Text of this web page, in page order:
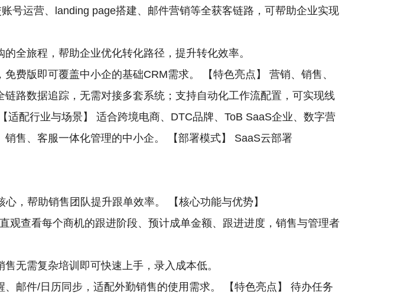
号运营、landing page搭建、邮件营销等全获客链路，可帮助企业实现
全旅程，帮助企业优化转化路径，提升转化效率。
费版即可覆盖中小企的基础CRM需求。 【特色亮点】 营销、销售、
路数据追踪，无需对接多套系统；支持自动化工作流配置，可实现线
配行业与场景】 适合跨境电商、DTC品牌、ToB SaaS企业、数字营
售、客服一体化管理的中小企。 【部署模式】 SaaS云部署
，帮助销售团队提升跟单效率。 【核心功能与优势】
观查看每个商机的跟进阶段、预计成单金额、跟进进度，销售与管理者
无需复杂培训即可快速上手，录入成本低。
邮件/日历同步，适配外勤销售的使用需求。 【特色亮点】 待办任务